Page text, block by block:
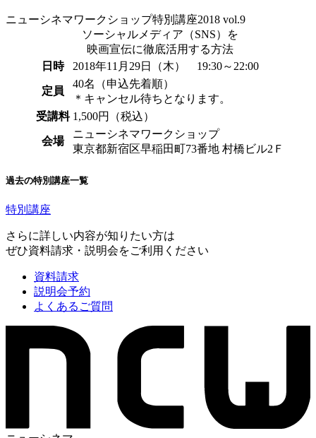
ニューシネマワークショップ特別講座2018 vol.9
ソーシャルメディア（SNS）を
映画宣伝に徹底活用する方法
日時
2018年11月29日（木） 19:30～22:00
定員
40名（申込先着順）
＊キャンセル待ちとなります。
受講料 1,500円（税込）
会場
ニューシネマワークショップ
東京都新宿区早稲田町73番地 村橋ビル2Ｆ
過去の特別講座一覧
特別講座
さらに詳しい内容が知りたい方は
ぜひ資料請求・説明会をご利用ください
資料請求
説明会予約
よくあるご質問